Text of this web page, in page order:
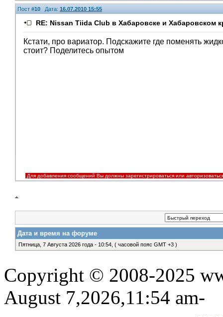
Пост #10 Дата: 16.07.2010 15:55
RE: Nissan Tiida Club в Хабаровске и Хабаровском
Кстати, про вариатор. Подскажите где поменять
стоит? Поделитесь опытом
Для добавления сообщений Вы должны зарегистрироваться или
Дата и время на форуме
Пятница, 7 Августа 2026 года - 10:54, ( часовой пояс GMT +3 )
Copyright © 2008-2025
August 7,2026,11:54 am-